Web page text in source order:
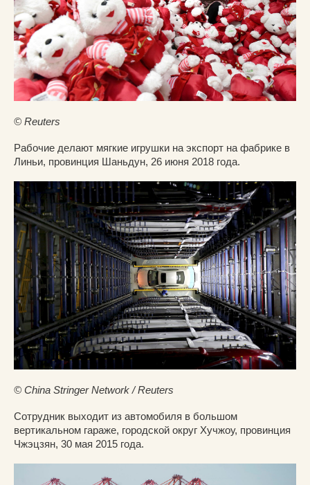
© Reuters
Рабочие делают мягкие игрушки на экспорт на фабрике в
Линьи, провинция Шаньдун, 26 июня 2018 года.
© China Stringer Network / Reuters
Сотрудник выходит из автомобиля в большом
вертикальном гараже, городской округ Хучжоу, провинция
Чжэцзян, 30 мая 2015 года.